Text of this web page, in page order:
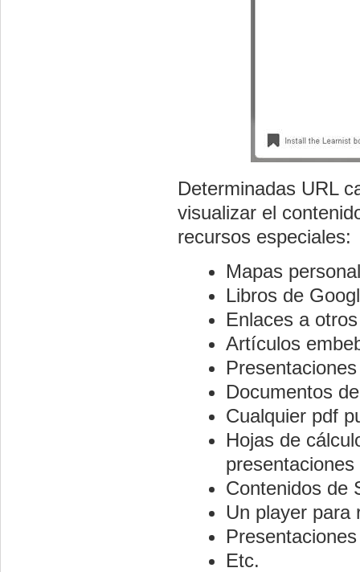
Determinadas URL
visualizar el
recursos especiales:
Mapas
Libros de
Enlaces a
Artículos
Documentos
Cualquier pdf
Hojas de
Contenidos de
Un player para
Etc.